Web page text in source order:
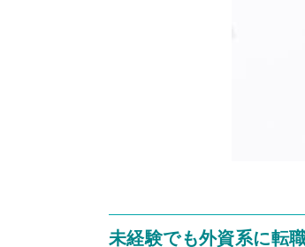
未経験でも外資系に転